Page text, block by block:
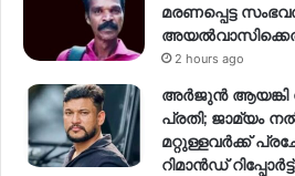
മരണപ്പെട്ട
2 hours ago
അര്‍ജുന്‍ ആയങ്കി
പ്രതി; ജാമ്യം
മറ്റുള്ളവര്‍ക്ക്
റിമാന്‍ഡ് റിപ്പോര്‍ട്ട്